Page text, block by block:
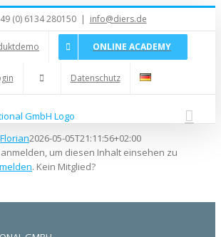
(0) 6134 280150 | info@diers.de
ONLINE ACADEMY
Datenschutz
Florian2026-05-05T21:11:56+02:00
um diesen Inhalt einsehen zu
. Kein Mitglied?